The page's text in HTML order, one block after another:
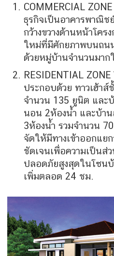
COMMERCIAL
ธุรกิจเป็นอาคารพาณิ
กว้างขวางด้านหน้าโคร
ใหม่ที่มีศักยภาพบนถน
ด้วยหมู่บ้านจำนวนมา
RESIDENTIAL
ประกอบด้วย ทาวเฮ้าส์
จำนวน 135 ยูนิต และ
นอน 2ห้องน้ำ และบ้า
3ห้องน้ำ รวมจำนวน
จัดให้มีทางเข้าออกแย
ชัดเจนเพื่อความเป็นส่
ปลอดภัยสูงสุดในโซน
เพิ่มตลอด 24 ชม.